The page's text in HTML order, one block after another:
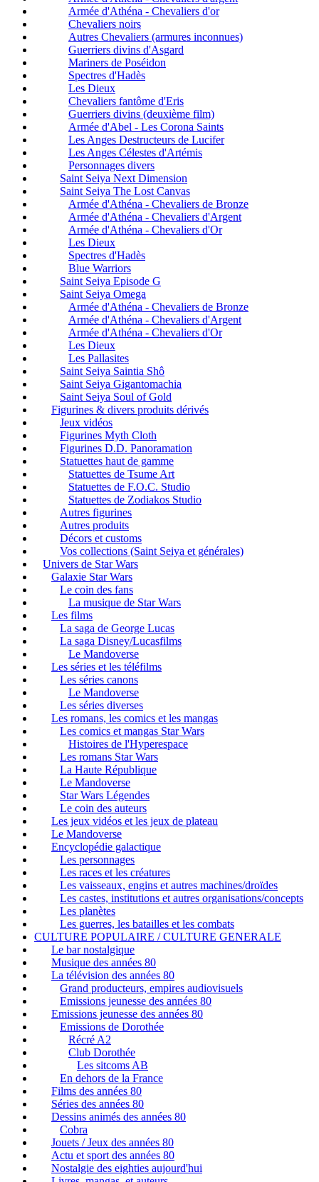
Armée d'Athéna - Chevaliers d'or
Chevaliers noirs
Autres Chevaliers (armures inconnues)
Guerriers divins d'Asgard
Mariners de Poséidon
Spectres d'Hadès
Les Dieux
Chevaliers fantôme d'Eris
Guerriers divins (deuxième film)
Armée d'Abel - Les Corona Saints
Les Anges Destructeurs de Lucifer
Les Anges Célestes d'Artémis
Personnages divers
Saint Seiya Next Dimension
Saint Seiya The Lost Canvas
Armée d'Athéna - Chevaliers de Bronze
Armée d'Athéna - Chevaliers d'Argent
Armée d'Athéna - Chevaliers d'Or
Les Dieux
Spectres d'Hadès
Blue Warriors
Saint Seiya Episode G
Saint Seiya Omega
Armée d'Athéna - Chevaliers de Bronze
Armée d'Athéna - Chevaliers d'Argent
Armée d'Athéna - Chevaliers d'Or
Les Dieux
Les Pallasites
Saint Seiya Saintia Shô
Saint Seiya Gigantomachia
Saint Seiya Soul of Gold
Figurines & divers produits dérivés
Jeux vidéos
Figurines Myth Cloth
Figurines D.D. Panoramation
Statuettes haut de gamme
Statuettes de Tsume Art
Statuettes de F.O.C. Studio
Statuettes de Zodiakos Studio
Autres figurines
Autres produits
Décors et customs
Vos collections (Saint Seiya et générales)
Univers de Star Wars
Galaxie Star Wars
Le coin des fans
La musique de Star Wars
Les films
La saga de George Lucas
La saga Disney/Lucasfilms
Le Mandoverse
Les séries et les téléfilms
Les séries canons
Le Mandoverse
Les séries diverses
Les romans, les comics et les mangas
Les comics et mangas Star Wars
Histoires de l'Hyperespace
Les romans Star Wars
La Haute République
Le Mandoverse
Star Wars Légendes
Le coin des auteurs
Les jeux vidéos et les jeux de plateau
Le Mandoverse
Encyclopédie galactique
Les personnages
Les races et les créatures
Les vaisseaux, engins et autres machines/droïdes
Les castes, institutions et autres organisations/concepts
Les planètes
Les guerres, les batailles et les combats
CULTURE POPULAIRE / CULTURE GENERALE
Le bar nostalgique
Musique des années 80
La télévision des années 80
Grand producteurs, empires audiovisuels
Emissions jeunesse des années 80
Emissions jeunesse des années 80
Emissions de Dorothée
Récré A2
Club Dorothée
Les sitcoms AB
En dehors de la France
Films des années 80
Séries des années 80
Dessins animés des années 80
Cobra
Jouets / Jeux des années 80
Actu et sport des années 80
Nostalgie des eighties aujourd'hui